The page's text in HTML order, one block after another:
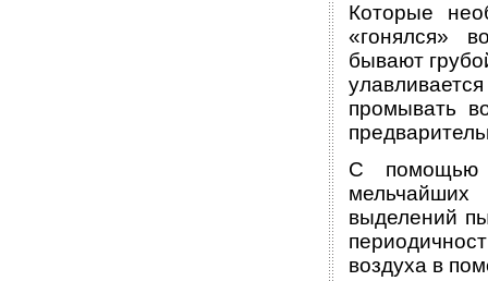
Которые
«гонялся»
бывают
промывать
С помощью
выделений
воздуха в